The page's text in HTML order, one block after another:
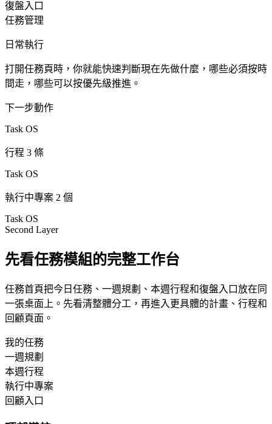
復盤入口
任務管理
日常執行
打開任務頁時，你就能快速判斷現在先做什麼，哪些必須按時
間走，哪些可以按優先級推進。
下一步動作
Task OS
行程 3 條
Task OS
執行中專案 2 個
Task OS
Second Layer
先看任務模組的完整工作台
任務首頁把今日任務、一週規劃、本週行程和復盤入口放在同
一張桌面上。先看清整體分工，再進入更具體的計畫、行程和
回顧頁面。
我的任務
一週規劃
本週行程
執行中專案
回顧入口